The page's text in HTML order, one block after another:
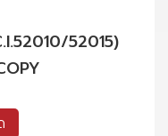
52015)